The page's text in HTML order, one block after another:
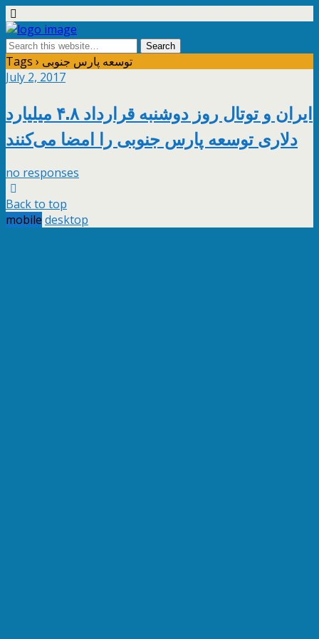
Tags › توسعه پارس جنوبی
July 2, 2017
ایران و توتال روز دوشنبه قرارداد ۴.۸ میلیارد
دلاری توسعه پارس جنوبی را امضا می‌کنند
no responses
Back to top
mobile desktop